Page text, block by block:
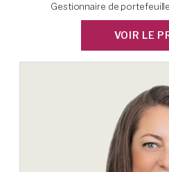
Gestionnaire de
VOIR LE